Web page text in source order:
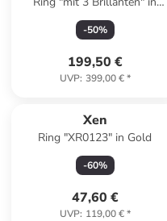
Silber
-50%
199,50 €
UVP: 399,00 €*
Xen
Ring "XR0123" in Gold
-60%
47,60 €
UVP: 119,00 €*